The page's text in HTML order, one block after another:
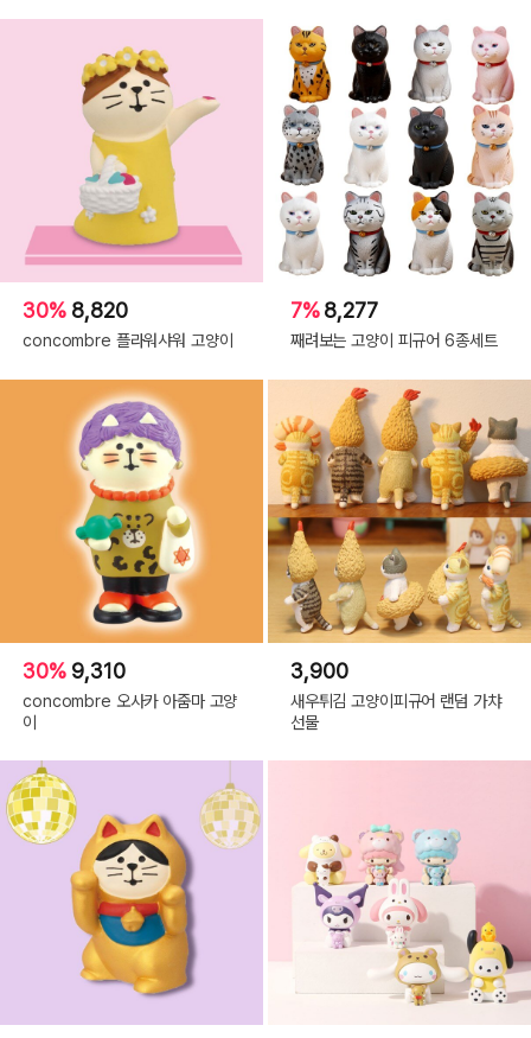
30% 8,820
concombre 플라워샤워 고양이
7%8,277
째려보는 고양이 피규어 6종세트
30% 9,310
concombre 오사카 아줌마 고양
이
3,900
새우튀김 고양이피규어 랜덤 가챠
선물